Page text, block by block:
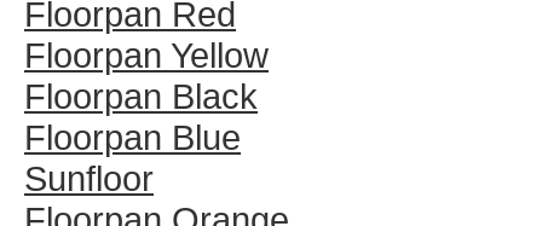
Floorpan Red
Floorpan Yellow
Floorpan Black
Floorpan Blue
Sunfloor